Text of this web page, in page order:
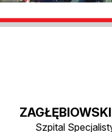
Szpital